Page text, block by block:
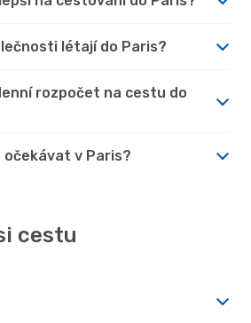
létají do Paris?
rozpočet na cestu do
očekávat v Paris?
cestu